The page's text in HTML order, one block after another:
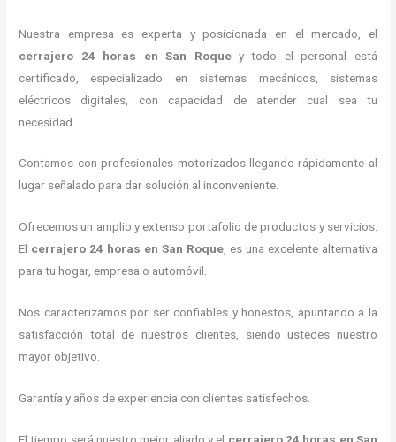
Nuestra empresa es experta y posicionada en el mercado, el
cerrajero 24 horas en San Roquey todo el personal está
certificado, especializado en sistemas mecánicos, sistemas
eléctricos digitales, con capacidad de atender cual sea tu
necesidad.
Contamos con profesionales motorizados llegando rápidamente al
lugar señalado para dar solución al inconveniente.
Ofrecemos un amplio y extenso portafolio de productos y servicios.
El cerrajero 24 horas en San Roque, es una excelente alternativa
para tu hogar, empresa o automóvil.
Nos caracterizamos por ser confiables y honestos, apuntando a la
satisfacción total de nuestros clientes, siendo ustedes nuestro
mayor objetivo.
Garantía y años de experiencia con clientes satisfechos.